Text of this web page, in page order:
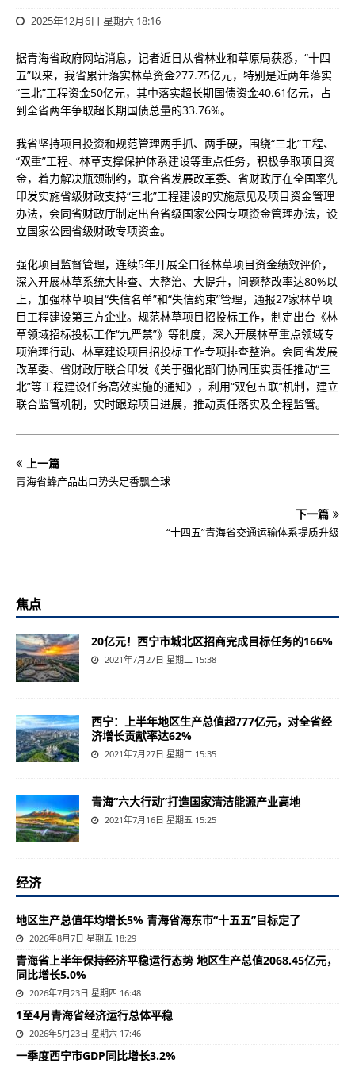
2025年12月6日 星期六 18:16
据青海省政府网站消息，记者近日从省林业和草原局获悉，“十四
五”以来，我省累计落实林草资金277.75亿元，特别是近两年落实
“三北”工程资金50亿元，其中落实超长期国债资金40.61亿元，占
到全省两年争取超长期国债总量的33.76%。
我省坚持项目投资和规范管理两手抓、两手硬，围绕“三北”工程、
“双重”工程、林草支撑保护体系建设等重点任务，积极争取项目资
金，着力解决瓶颈制约，联合省发展改革委、省财政厅在全国率先
印发实施省级财政支持“三北”工程建设的实施意见及项目资金管理
办法，会同省财政厅制定出台省级国家公园专项资金管理办法，设
立国家公园省级财政专项资金。
强化项目监督管理，连续5年开展全口径林草项目资金绩效评价，
深入开展林草系统大排查、大整治、大提升，问题整改率达80%以
上，加强林草项目“失信名单”和“失信约束”管理，通报27家林草项
目工程建设第三方企业。规范林草项目招投标工作，制定出台《林
草领域招标投标工作“九严禁”》等制度，深入开展林草重点领域专
项治理行动、林草建设项目招投标工作专项排查整治。会同省发展
改革委、省财政厅联合印发《关于强化部门协同压实责任推动“三
北”等工程建设任务高效实施的通知》，利用“双包五联”机制，建立
联合监管机制，实时跟踪项目进展，推动责任落实及全程监管。
上一篇
青海省蜂产品出口势头足香飘全球
下一篇
“十四五”青海省交通运输体系提质升级
焦点
20亿元！西宁市城北区招商完成目标任务的166%
2021年7月27日 星期二 15:38
西宁：上半年地区生产总值超777亿元，对全省经
济增长贡献率达62%
2021年7月27日 星期二 15:35
青海“六大行动”打造国家清洁能源产业高地
2021年7月16日 星期五 15:25
经济
地区生产总值年均增长5% 青海省海东市“十五五”目标定了
2026年8月7日 星期五 18:29
青海省上半年保持经济平稳运行态势 地区生产总值2068.45亿元，
同比增长5.0%
2026年7月23日 星期四 16:48
1至4月青海省经济运行总体平稳
2026年5月23日 星期六 17:46
一季度西宁市GDP同比增长3.2%